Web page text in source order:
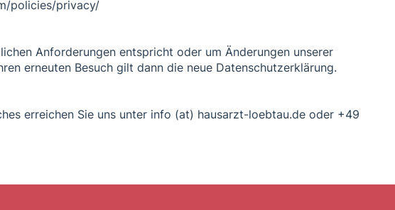
policies/privacy/
Anforderungen entspricht oder um Änderungen unserer
erneuten Besuch gilt dann die neue Datenschutzerklärung.
erreichen Sie uns unter info (at) hausarzt-loebtau.de oder +49